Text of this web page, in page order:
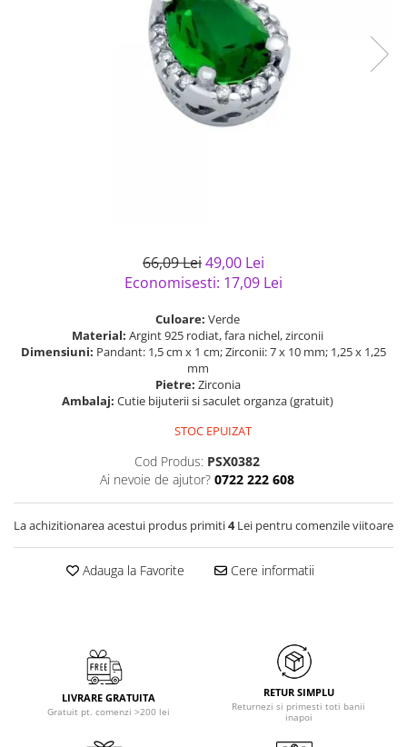
Bijuterii argint placat cu aur
Bijuterii argint cu diverse
66,09 Lei49,00 Lei
Economisesti: 17,09 Lei
Culoare: Verde
Material: Argint 925 rodiat, fara nichel, zirconii
Dimensiuni: Pandant: 1,5 cm x 1 cm; Zirconii: 7 x 10 mm; 1,25 x 1,25
mm
Pietre: Zirconia
Ambalaj: Cutie bijuterii si saculet organza (gratuit)
STOC EPUIZAT
Cod Produs: PSX0382
Ai nevoie de ajutor? 0722 222 608
La achizitionarea acestui produs primiti4Lei pentru comenzile viitoare
Adauga la Favorite Cere informatii
LIVRARE GRATUITA
Gratuit pt. comenzi >200 lei
RETUR SIMPLU
Returnezi si primesti toti banii
inapoi